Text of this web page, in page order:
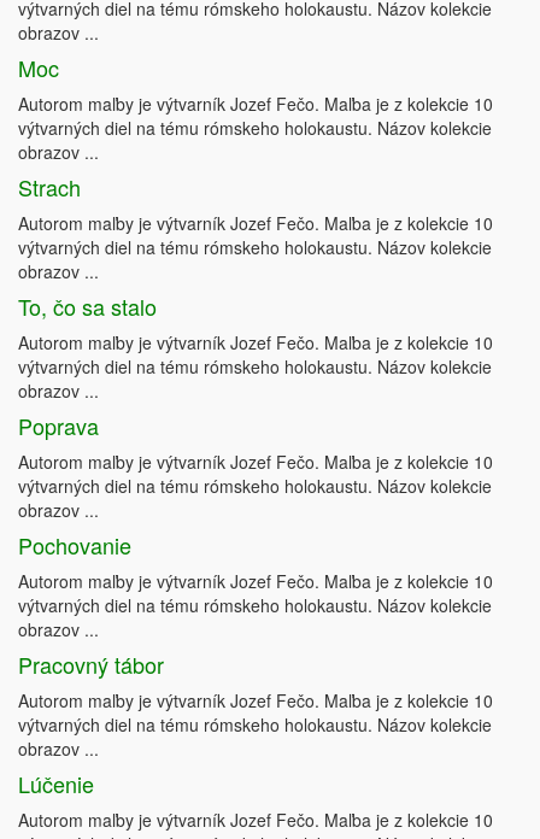
výtvarných diel na tému rómskeho holokaustu. Názov kolekcie
obrazov ...
Moc
Autorom maľby je výtvarník Jozef Fečo. Maľba je z kolekcie 10
výtvarných diel na tému rómskeho holokaustu. Názov kolekcie
obrazov ...
Strach
Autorom maľby je výtvarník Jozef Fečo. Maľba je z kolekcie 10
výtvarných diel na tému rómskeho holokaustu. Názov kolekcie
obrazov ...
To, čo sa stalo
Autorom maľby je výtvarník Jozef Fečo. Maľba je z kolekcie 10
výtvarných diel na tému rómskeho holokaustu. Názov kolekcie
obrazov ...
Poprava
Autorom maľby je výtvarník Jozef Fečo. Maľba je z kolekcie 10
výtvarných diel na tému rómskeho holokaustu. Názov kolekcie
obrazov ...
Pochovanie
Autorom maľby je výtvarník Jozef Fečo. Maľba je z kolekcie 10
výtvarných diel na tému rómskeho holokaustu. Názov kolekcie
obrazov ...
Pracovný tábor
Autorom maľby je výtvarník Jozef Fečo. Maľba je z kolekcie 10
výtvarných diel na tému rómskeho holokaustu. Názov kolekcie
obrazov ...
Lúčenie
Autorom maľby je výtvarník Jozef Fečo. Maľba je z kolekcie 10